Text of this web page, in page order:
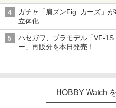
【ガンダムベース撮り下ろし】
ガチャ「肩ズンFig. カーズ」
立体化
ライトニング・マックィーン
ハセガワ、プラモデル「VF-
ー」再販分を本日発売！
HOBBY Watch